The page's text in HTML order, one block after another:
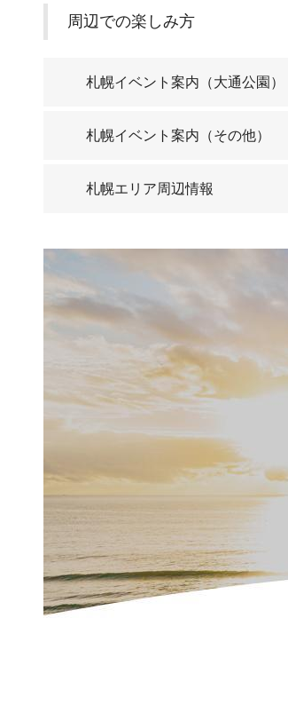
周辺での楽しみ方
札幌イベント案内（大通公園）
札幌イベント案内（その他）
札幌エリア周辺情報